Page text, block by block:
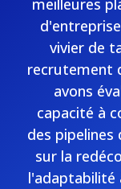
meilleures
vivier de
recrutement
avons
capacité à
des
sur la
l'adaptabilité